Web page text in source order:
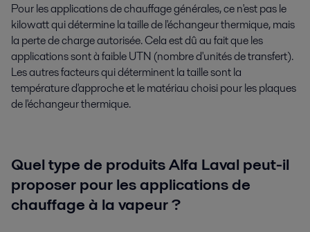
Pour les applications de chauffage générales, ce n'est pas le
kilowatt qui détermine la taille de l'échangeur thermique, mais
la perte de charge autorisée. Cela est dû au fait que les
applications sont à faible UTN (nombre d'unités de transfert).
Les autres facteurs qui déterminent la taille sont la
température d'approche et le matériau choisi pour les plaques
de l'échangeur thermique.
Quel type de produits Alfa Laval peut-il
proposer pour les applications de
chauffage à la vapeur ?